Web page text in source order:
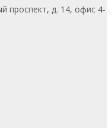
проспект, д. 14, офис 4-